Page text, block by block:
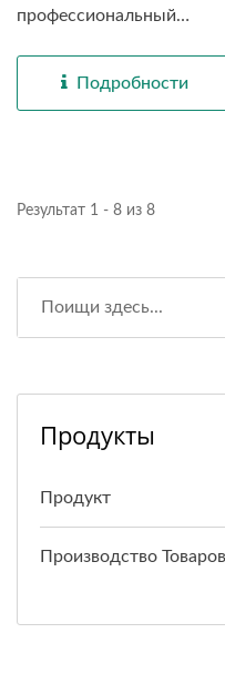
профессиональный
Подробности
Результат 1 - 8 из 8
Продукты
Продукт
Производство